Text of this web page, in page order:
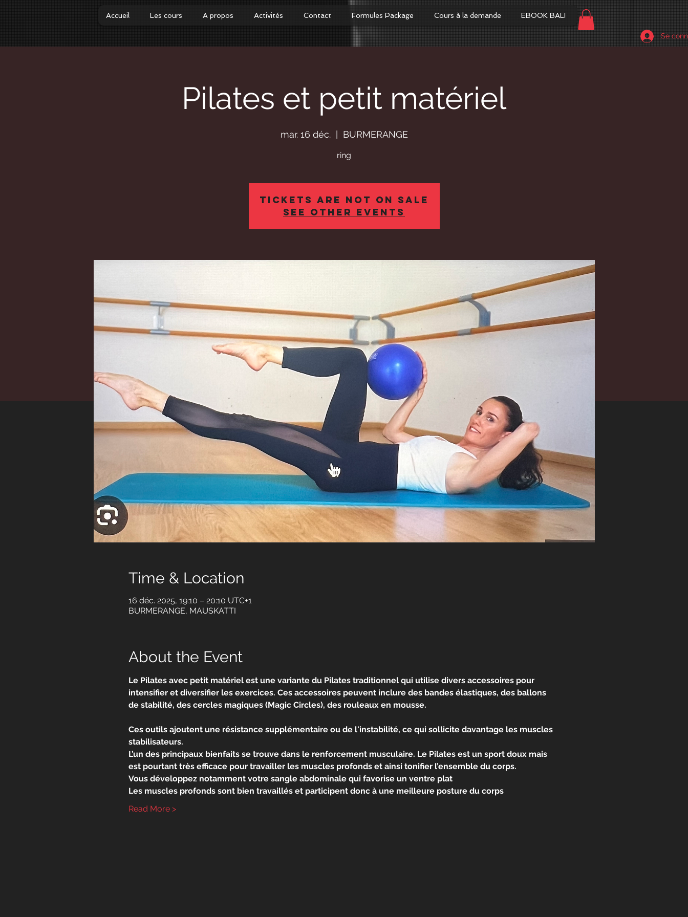
Accueil Les cours A propos Activités Contact Formules Package Cours à la demande EBOOK BALI
Se
Pilates et petit matériel
mar. 16 déc.
  |
BURMERANGE
ring
Tickets Are Not on Sale
See other events
Time & Location
16 déc. 2025, 19:10 – 20:10 UTC+1
BURMERANGE, MAUSKATTI
About the Event
Le Pilates avec petit matériel est une variante du Pilates traditionnel qui utilise divers accessoires pour
intensifier et diversifier les exercices. Ces accessoires peuvent inclure des bandes élastiques, des ballons
de stabilité, des cercles magiques (Magic Circles), des rouleaux en mousse.
Ces outils ajoutent une résistance supplémentaire ou de l'instabilité, ce qui sollicite davantage les muscles
stabilisateurs.
L’un des principaux bienfaits se trouve dans le renforcement musculaire. Le Pilates est un sport doux mais
est pourtant très efficace pour travailler les muscles profonds et ainsi tonifier l’ensemble du corps.
Vous développez notamment votre sangle abdominale qui favorise un ventre plat
Les muscles profonds sont bien travaillés et participent donc à une meilleure posture du corps
Read More >